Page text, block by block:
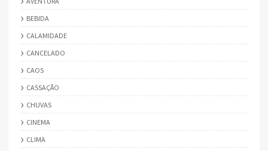
BEBIDA
CALAMIDADE
CANCELADO
CAOS
CASSAÇÃO
CHUVAS
CINEMA
CLIMA